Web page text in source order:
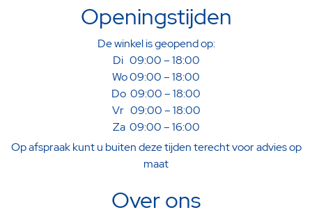
Openingstijden
De winkel is geopend op:
Di 09:00 – 18:00
Wo 09:00 – 18:00
Do 09:00 – 18:00
Vr 09:00 – 18:00
Za 09:00 – 16:00
Op afspraak kunt u buiten deze tijden terecht voor advies op
maat
Over ons